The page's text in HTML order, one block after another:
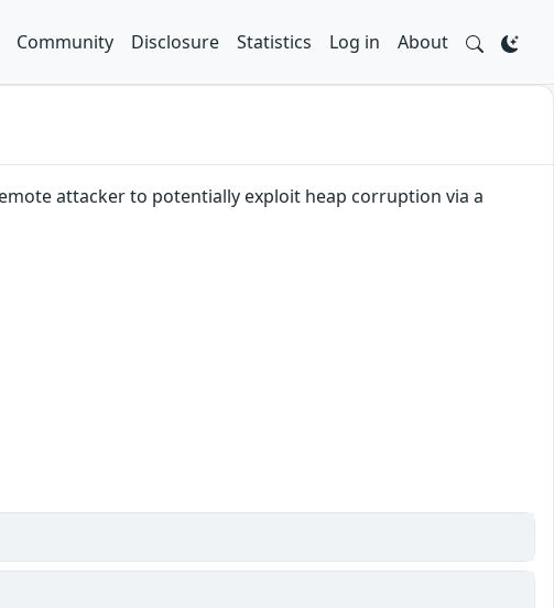
Community Disclosure Statistics Log in About
attacker to potentially exploit heap corruption via a